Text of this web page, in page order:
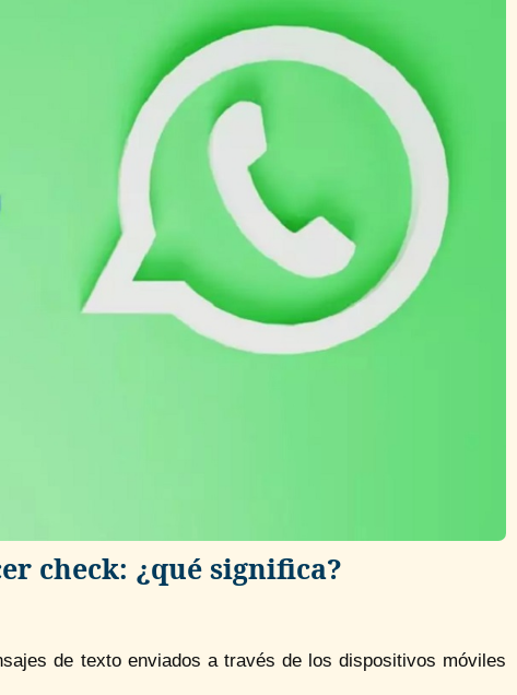
check: ¿qué significa?
de texto enviados a través de los dispositivos móviles